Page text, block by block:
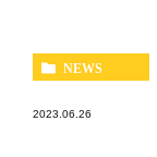
NEWS
2023.06.26